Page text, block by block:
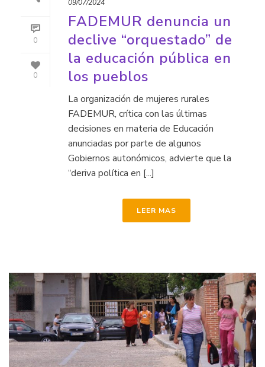
0
0
09/07/2024
FADEMUR denuncia un
declive “orquestado” de
la educación pública en
los pueblos
La organización de mujeres rurales
FADEMUR, crítica con las últimas
decisiones en materia de Educación
anunciadas por parte de algunos
Gobiernos autonómicos, advierte que la
“deriva política en [...]
LEER MAS